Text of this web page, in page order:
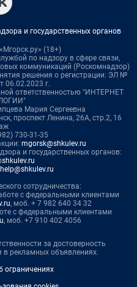
и государственных органов
(18+)
по надзору в сфере связи,
коммуникаций (Роскомнадзор)
решения о регистрации: ЭЛ №
06.02.2023 г.
ответственностью "ИНТЕРНЕТ
Мария Сергеевна
проспект Ленина, 26А, стр.2, 16
730-31-35
mgorsk@shkulev.ru
и государственных органов:
help@shkulev.ru
сотрудничества:
с федеральными клиентами
, моб. + 7 982 640 34 32
с федеральными клиентами
, моб. +7 910 402 4056
за достоверность
рекламных объявлениях.
ограничениях